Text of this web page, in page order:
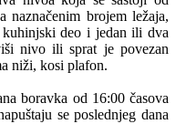
naznačenim brojem ležaja,
deo i jedan ili dva
nivo ili sprat je povezan
niži, kosi plafon.
boravka od 16:00 časova
se poslednjeg dana